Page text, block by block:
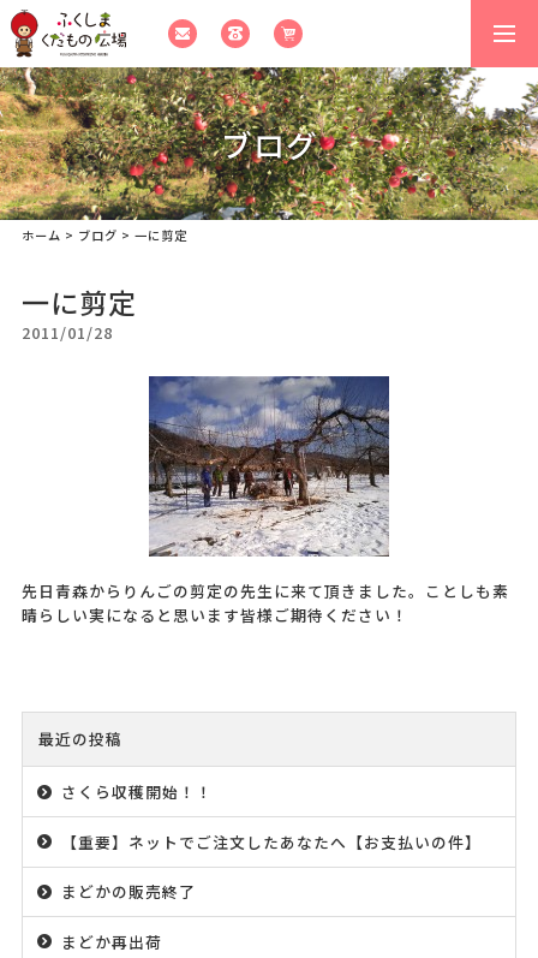
ブログ
ホーム > ブログ > 一に剪定
一に剪定
2011/01/28
先日青森からりんごの剪定の先生に来て頂きました。ことしも素
晴らしい実になると思います皆様ご期待ください！
最近の投稿
さくら収穫開始！！
【重要】ネットでご注文したあなたへ【お支払いの件】
まどかの販売終了
まどか再出荷